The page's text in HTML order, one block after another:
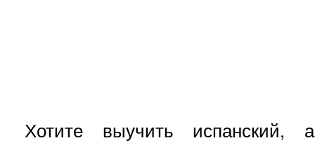
Хотите выучить испанский,